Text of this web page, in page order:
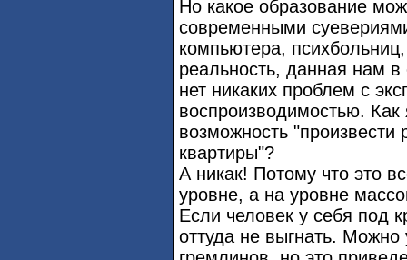
Но какое образование
современными
компьютера,
реальность, данная нам
нет никаких проблем с
воспроизводимостью. Как
возможность
квартиры"?
А никак! Потому что это
уровне, а на уровне
Если человек у себя под
оттуда не выгнать. Можно